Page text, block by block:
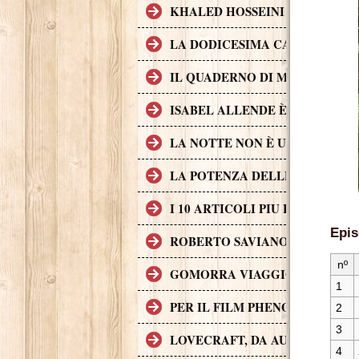
KHALED HOSSEINI L'AUTORE
LA DODICESIMA CARTA È IL
IL QUADERNO DI MAYA È UN
ISABEL ALLENDE È UNA
LA NOTTE NON È UN POSTO
LA POTENZA DELLE STORIE
I 10 ARTICOLI PIU LETTI SUL
ROBERTO SAVIANO, II CASO
GOMORRA VIAGGIO
PER IL FILM PHENOMENA
LOVECRAFT, DA AUTORE A
nº
1
2
3
4